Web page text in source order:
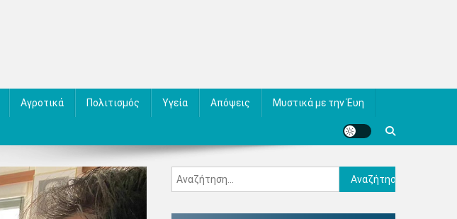
Αγροτικά Πολιτισμός Υγεία Απόψεις Μυστικά με την Έυη
Αναζήτηση
για: